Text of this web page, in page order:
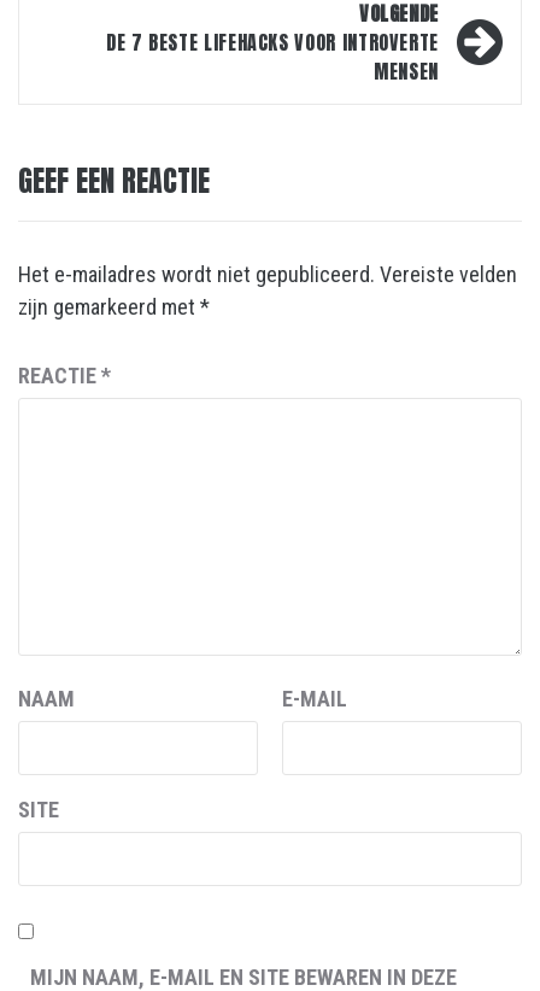
VOLGENDE
DE 7 BESTE LIFEHACKS VOOR INTROVERTE
MENSEN
GEEF EEN REACTIE
Het e-mailadres wordt niet gepubliceerd. Vereiste velden
zijn gemarkeerd met *
REACTIE*
NAAM E-MAIL
SITE
MIJN NAAM, E-MAIL EN SITE BEWAREN IN DEZE